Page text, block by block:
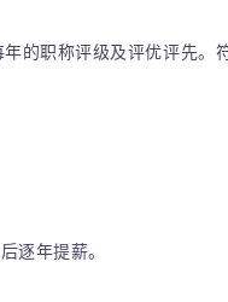
的职称评级及评优评先。
逐年提薪。